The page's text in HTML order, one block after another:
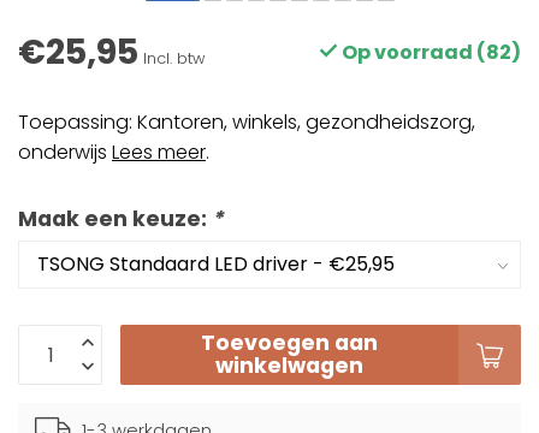
€25,95 Incl. btw Op voorraad (82)
Toepassing: Kantoren, winkels, gezondheidszorg,
onderwijs Lees meer.
Maak een keuze: *
Toevoegen aan
winkelwagen